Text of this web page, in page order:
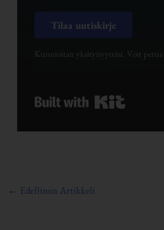
Tilaa uutiskirje
Kunnioitan yksityisyyttäsi. Voit
← Edellinen Artikkeli